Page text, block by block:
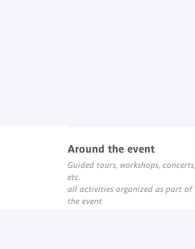
Around the event
Guided tours, workshops, concerts,
etc.
all activities organized as part of
the event